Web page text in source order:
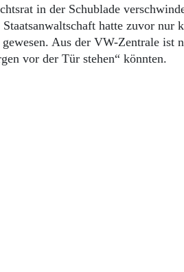
in der Schublade
hatte zuvor
Aus der VW-Zentrale ist
vor der Tür stehen“ könnten.